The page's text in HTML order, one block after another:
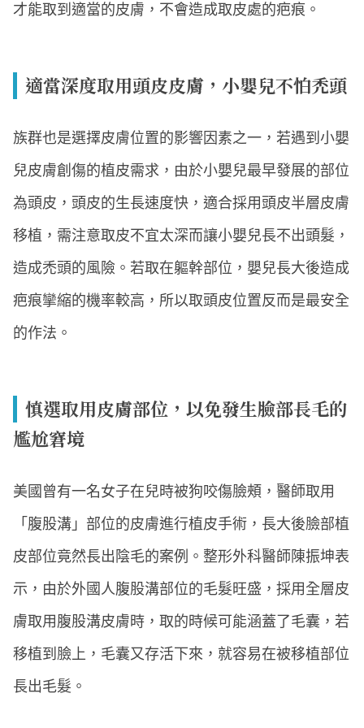
才能取到適當的皮膚，不會造成取皮處的疤痕。
適當深度取用頭皮皮膚，小嬰兒不怕禿頭
族群也是選擇皮膚位置的影響因素之一，若遇到小嬰
兒皮膚創傷的植皮需求，由於小嬰兒最早發展的部位
為頭皮，頭皮的生長速度快，適合採用頭皮半層皮膚
移植，需注意取皮不宜太深而讓小嬰兒長不出頭髮，
造成禿頭的風險。若取在軀幹部位，嬰兒長大後造成
疤痕攣縮的機率較高，所以取頭皮位置反而是最安全
的作法。
慎選取用皮膚部位，以免發生臉部長毛的
尷尬窘境
美國曾有一名女子在兒時被狗咬傷臉頰，醫師取用
「腹股溝」部位的皮膚進行植皮手術，長大後臉部植
皮部位竟然長出陰毛的案例。整形外科醫師陳振坤表
示，由於外國人腹股溝部位的毛髮旺盛，採用全層皮
膚取用腹股溝皮膚時，取的時候可能涵蓋了毛囊，若
移植到臉上，毛囊又存活下來，就容易在被移植部位
長出毛髮。